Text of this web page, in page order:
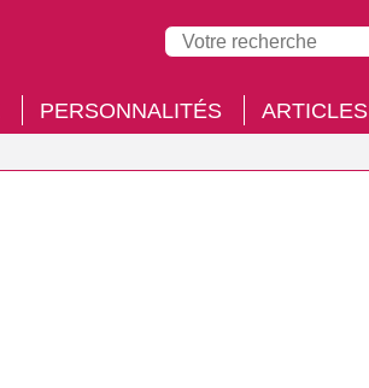
PERSONNALITÉS ARTICLES